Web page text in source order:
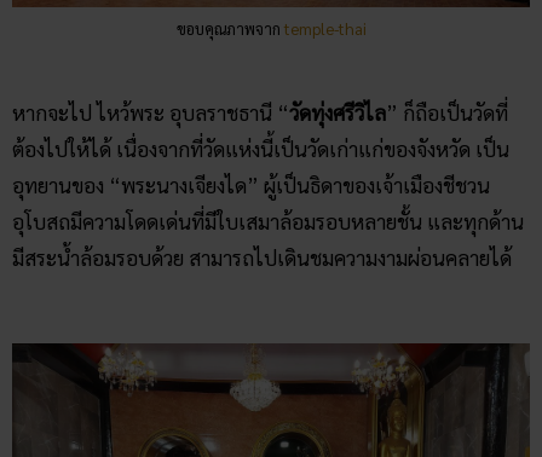
ขอบคุณภาพจาก temple-thai
หากจะไป ไหว้พระ อุบลราชธานี “วัดทุ่งศรีวิไล” ก็ถือเป็นวัดที่
ต้องไปให้ได้ เนื่องจากที่วัดแห่งนี้เป็นวัดเก่าแก่ของจังหวัด เป็น
อุทยานของ “พระนางเจียงได” ผู้เป็นธิดาของเจ้าเมืองชีชวน
อุโบสถมีความโดดเด่นที่มีใบเสมาล้อมรอบหลายชั้น และทุกด้าน
มีสระน้ำล้อมรอบด้วย สามารถไปเดินชมความงามผ่อนคลายได้